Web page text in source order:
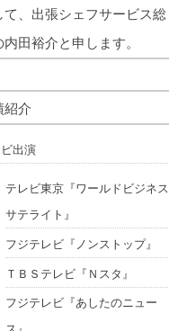
て、出張シェフサービス総
田裕介と申します。
紹介
出演
テレビ東京『ワールドビジネス
サテライト』
フジテレビ『ノンストップ』
ＴＢＳテレビ『Ｎスタ』
フジテレビ『あしたのニュー